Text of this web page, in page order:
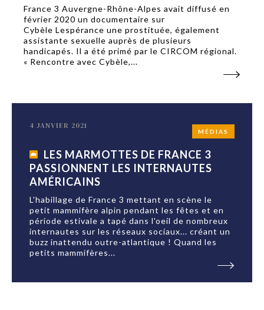
France 3 Auvergne-Rhône-Alpes avait diffusé en
février 2020 un documentaire sur
Cybèle Lespérance une prostituée, également
assistante sexuelle auprès de plusieurs
handicapés. Il a été primé par le CIRCOM régional.
« Rencontre avec Cybèle,...
MÉDIAS
4 JANVIER 2021
LES MARMOTTES DE FRANCE 3
PASSIONNENT LES INTERNAUTES
AMÉRICAINS
L'habillage de France 3 mettant en scène le
petit mammifère alpin pendant les fêtes et en
période estivale a tapé dans l'oeil de nombreux
internautes sur les réseaux sociaux... créant un
buzz inattendu outre-atlantique ! Quand les
petits mammifères...